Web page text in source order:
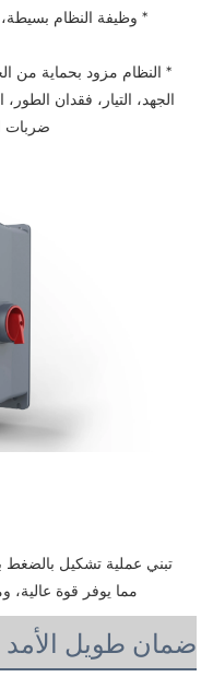
ضربات
مما يوفر قوة
ضمان طويل الأمد